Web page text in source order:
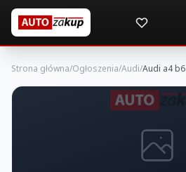
Strona główna/Ogłoszenia/Audi/Audi a4 b6